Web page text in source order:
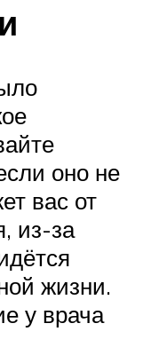
оно не
вас от
из-за
жизни.
у врача